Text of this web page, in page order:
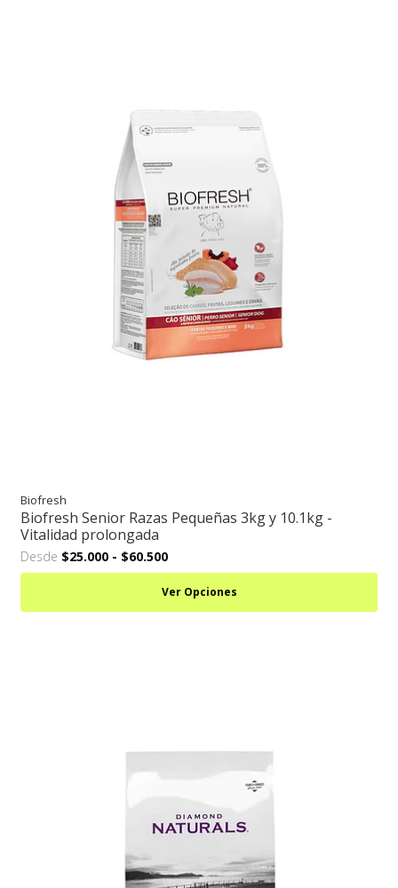
Biofresh
Biofresh Senior Razas Pequeñas 3kg y 10.1kg -
Vitalidad prolongada
Desde $25.000 - $60.500
Ver Opciones